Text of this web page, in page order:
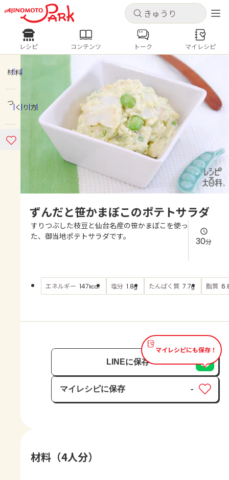
キャンセル
ログインするとレシピを保存できます
新規登録
コンテンツ
レシピ
よくあるお問い合わせ
AJINOMOTO PARK とは
キャンセル
レシピ コンテンツ
人気の食材・レシピ
トマト
とうもろこし
ピーマン
みょうが ゴーヤ
レシピ コンテンツ トーク マイレシピ
材料
つくり方
ずんだと笹かまぼこのポテトサラダ
すりつぶした枝豆と仙台名産の笹かまぼこを使っ
た、御当地ポテトサラダです。
30分
エネルギー 147kcal 塩分 1.8g たんぱく質 7.7g 脂質
マイレシピにも保存！
LINEに保存
マイレシピに保存
保存済み
-
材料（4人分）